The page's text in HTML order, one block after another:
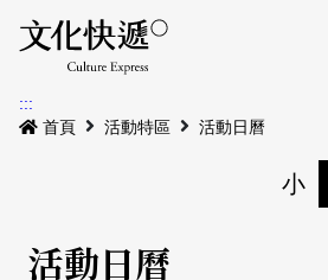
最新公告
:::
首頁
活動特區 活動日曆
小
活動日曆